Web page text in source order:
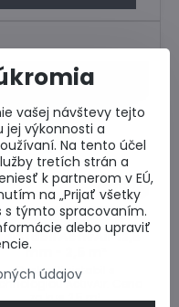
25%
Dodanie 3-5 dní
ActivAir 12,5
mm - 2,5 m²
Doska Rigistabil s
ActivAir. Cena
za kus 2,5 m².
vašej návštevy tejto
jej výkonnosti a
Na tento účel
tretích strán a
k partnerom v EÚ,
na „Prijať všetky
s týmto spracovaním.
alebo upraviť
údajov